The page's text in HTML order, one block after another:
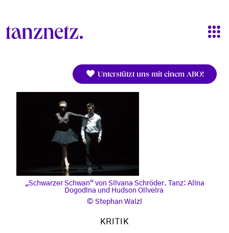
Unterstützt uns mit einem ABO!
„Schwarzer Schwan“ von Silvana Schröder. Tanz: Alina
Dogodina und Hudson Oliveira
Stephan Walzl
KRITIK